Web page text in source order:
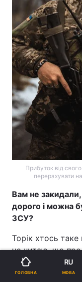
Прибуток від
перерахувати
Вам не
дорого і можна
ЗСУ?
Торік хтось
не читаю, що
знаю, я знаю,
себе. І знаю, що
ГОЛОВНА
RU
МОВА